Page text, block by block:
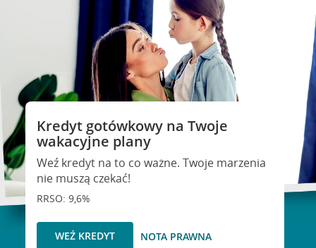
Kredyt gotówkowy na Twoje
wakacyjne plany
Weź kredyt na to co ważne. Twoje marzenia
nie muszą czekać!
RRSO: 9,6%
WEŹ KREDYT NOTA PRAWNA